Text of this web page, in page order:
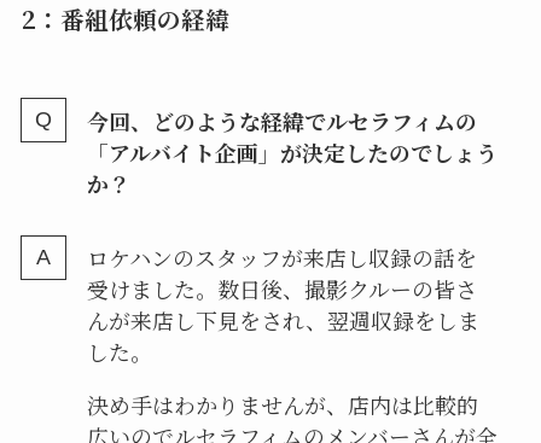
2：番組依頼の経緯
今回、どのような経緯でルセラフィムの
「アルバイト企画」が決定したのでしょう
か？
ロケハンのスタッフが来店し収録の話を
受けました。数日後、撮影クルーの皆さ
んが来店し下見をされ、翌週収録をしま
した。
決め手はわかりませんが、店内は比較的
広いのでルセラフィムのメンバーさんが全